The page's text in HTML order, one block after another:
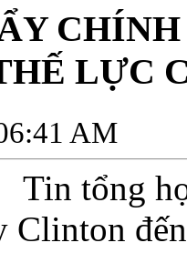
LỰC
AM
Tin tổng